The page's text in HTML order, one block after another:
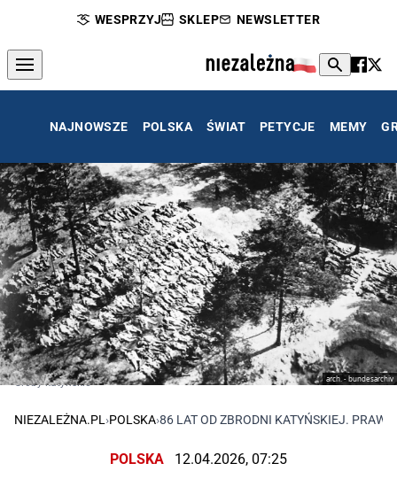
WESPRZYJ SKLEP NEWSLETTER
NAJNOWSZE POLSKA ŚWIAT PETYCJE MEMY
arch. - bundesarchiv
Groby katyńskie
NIEZALEŻNA.PL ›POLSKA›86 LAT OD ZBRODNI KATYŃSKIEJ.
POLSKA 12.04.2026, 07:25